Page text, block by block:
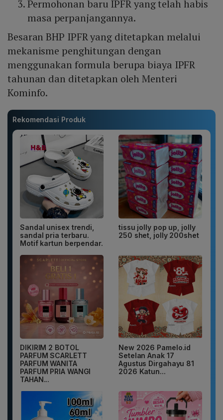
Permohonan baru IPFR yang telah habis
masa perpanjangannya.
Besaran BHP IPFR yang ditetapkan melalui
mekanisme penghitungan dengan
menggunakan formula berupa biaya IPFR
tahunan dan ditetapkan oleh Menteri
Kominfo.
Rekomendasi Produk
Sandal unisex trendi,
sandal pria terbaru.
Motif kartun berpendar.
tissu jolly pop up, jolly
250 shet, jolly 200shet
DIKIRIM 2 BOTOL
PARFUM SCARLETT
PARFUM WANITA
PARFUM PRIA WANGI
TAHAN...
New 2026 Pamelo.id
Setelan Anak 17
Agustus Dirgahayu 81
2026 Katun...